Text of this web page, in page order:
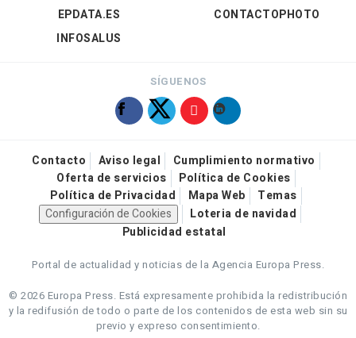
EPDATA.ES
INFOSALUS
CONTACTOPHOTO
SÍGUENOS
Contacto Aviso legal
Cumplimiento normativo
Oferta de servicios
Política de Cookies
Política de Privacidad
Mapa Web
Temas
Configuración de Cookies
Loteria de navidad
Publicidad estatal
Portal de actualidad y noticias de la Agencia Europa Press.
© 2026 Europa Press. Está expresamente prohibida la redistribución
y la redifusión de todo o parte de los contenidos de esta web sin su
previo y expreso consentimiento.